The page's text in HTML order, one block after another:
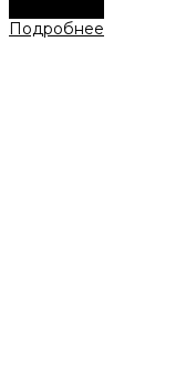
Подробнее